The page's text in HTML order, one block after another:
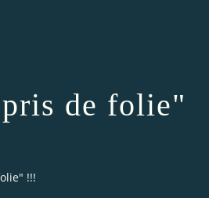
de folie"
!!!